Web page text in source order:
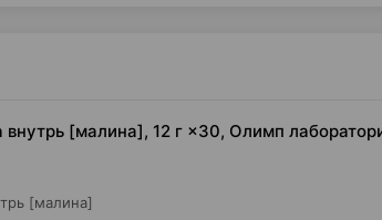
[малина], 12 г ×30, Олимп
[малина]